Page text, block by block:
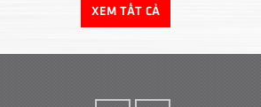
XEM TẤT CẢ